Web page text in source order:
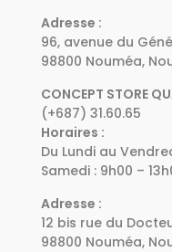
Adresse :
96, avenue du
98800 Nouméa,
CONCEPT STORE
(+687) 31.60.65
Horaires :
Du Lundi au
Samedi : 9h00 –
Adresse :
12 bis rue du
98800 Nouméa,